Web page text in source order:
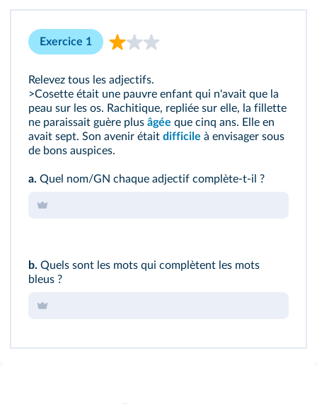
Exercice 1
Relevez tous les adjectifs.
>Cosette était une pauvre enfant qui n'avait que la
peau sur les os. Rachitique, repliée sur elle, la fillette
ne paraissait guère plus âgée que cinq ans. Elle en
avait sept. Son avenir était difficile à envisager sous
de bons auspices.
a. Quel nom/GN chaque adjectif complète‑t‑il ?
b. Quels sont les mots qui complètent les mots
bleus ?